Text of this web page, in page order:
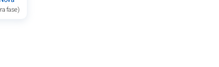
fase)